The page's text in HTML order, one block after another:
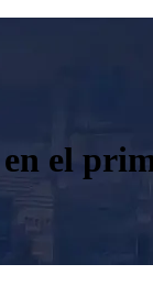
el